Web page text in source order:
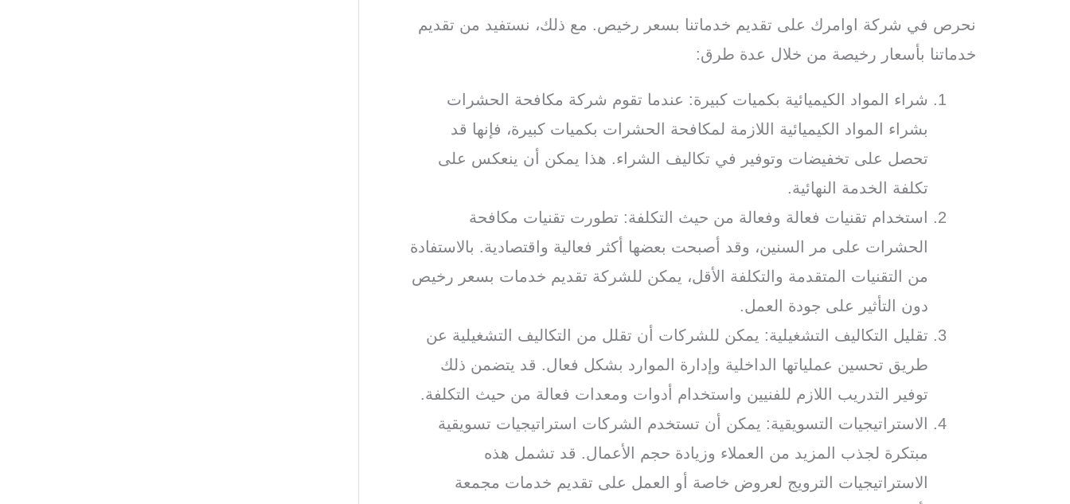
نحرص في شركة اوامرك على تقديم خدماتنا بسعر رخيص. مع ذلك، نستفيد من تقديم
خدماتنا بأسعار رخيصة من خلال عدة طرق:
شراء المواد الكيميائية بكميات كبيرة: عندما تقوم شركة مكافحة الحشرات
بشراء المواد الكيميائية اللازمة لمكافحة الحشرات بكميات كبيرة، فإنها قد
تحصل على تخفيضات وتوفير في تكاليف الشراء. هذا يمكن أن ينعكس على
تكلفة الخدمة النهائية.
استخدام تقنيات فعالة وفعالة من حيث التكلفة: تطورت تقنيات مكافحة
الحشرات على مر السنين، وقد أصبحت بعضها أكثر فعالية واقتصادية. بالاستفادة
من التقنيات المتقدمة والتكلفة الأقل، يمكن للشركة تقديم خدمات بسعر رخيص
دون التأثير على جودة العمل.
تقليل التكاليف التشغيلية: يمكن للشركات أن تقلل من التكاليف التشغيلية عن
طريق تحسين عملياتها الداخلية وإدارة الموارد بشكل فعال. قد يتضمن ذلك
توفير التدريب اللازم للفنيين واستخدام أدوات ومعدات فعالة من حيث التكلفة.
الاستراتيجيات التسويقية: يمكن أن تستخدم الشركات استراتيجيات تسويقية
مبتكرة لجذب المزيد من العملاء وزيادة حجم الأعمال. قد تشمل هذه
الاستراتيجيات الترويج لعروض خاصة أو العمل على تقديم خدمات مجمعة